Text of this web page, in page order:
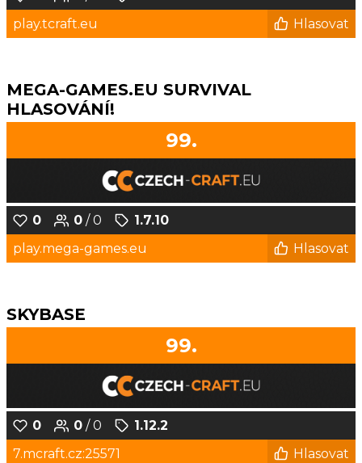
play.tcraft.eu
Hlasovat
MEGA-GAMES.EU SURVIVAL
HLASOVÁNÍ!
99.
0 0 / 0
1.7.10
play.mega-games.eu
Hlasovat
SKYBASE
99.
0 0 / 0
1.12.2
7.mcraft.cz:25571
Hlasovat